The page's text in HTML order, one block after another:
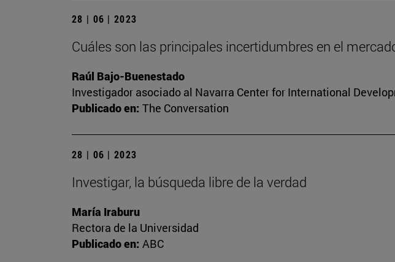
28 | 06 | 2023
Cuáles son las principales incertidumbres en el
Raúl Bajo-Buenestado
Investigador asociado al Navarra Center for International
Publicado en: The Conversation
28 | 06 | 2023
Investigar, la búsqueda libre de la verdad
María Iraburu
Rectora de la Universidad
Publicado en: ABC